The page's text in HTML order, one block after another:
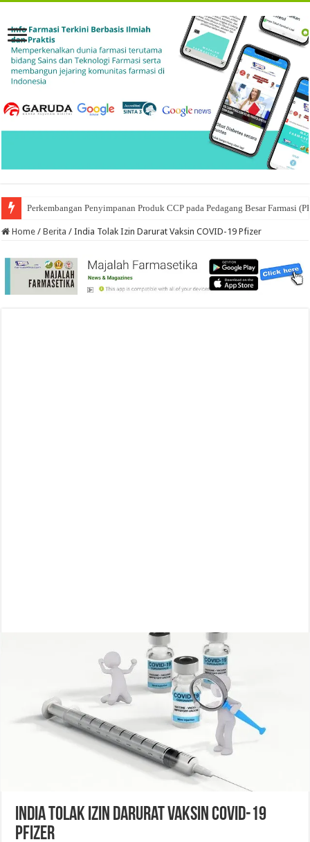
Ketika Obat Menunggu Keputusan: Mengenal Peran Karantina Produk
Home / Berita / India Tolak Izin Darurat Vaksin COVID-19 Pfizer
India Tolak Izin Darurat Vaksin COVID-19
Pfizer